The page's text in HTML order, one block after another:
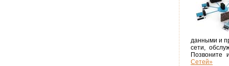
данными и
сети,
Сетей»